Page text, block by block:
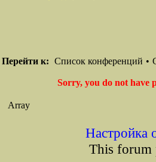
Перейти к: Список конференций •
Sorry, you do not have
Array
Настройка
This